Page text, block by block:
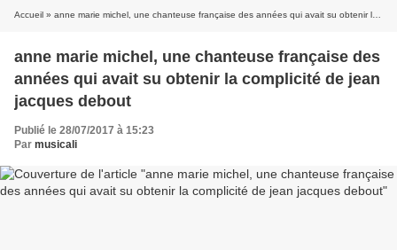
Accueil » anne marie michel, une chanteuse française des années qui avait su obtenir la complicité de jean jacques debout
anne marie michel, une chanteuse française des
années qui avait su obtenir la complicité de jean
jacques debout
Publié le 28/07/2017 à 15:23
Par musicali